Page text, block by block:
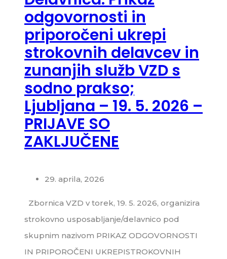
odgovornosti in
priporočeni ukrepi
strokovnih delavcev in
zunanjih služb VZD s
sodno prakso;
Ljubljana – 19. 5. 2026 –
PRIJAVE SO
ZAKLJUČENE
29. aprila, 2026
Zbornica VZD v torek, 19. 5. 2026, organizira
strokovno usposabljanje/delavnico pod
skupnim nazivom PRIKAZ ODGOVORNOSTI
IN PRIPOROČENI UKREPISTROKOVNIH